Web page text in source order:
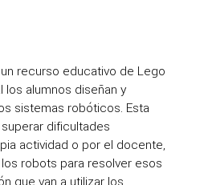
recurso educativo de Lego
los alumnos diseñan y
sistemas robóticos. Esta
dificultades
actividad o por el docente,
robots para resolver esos